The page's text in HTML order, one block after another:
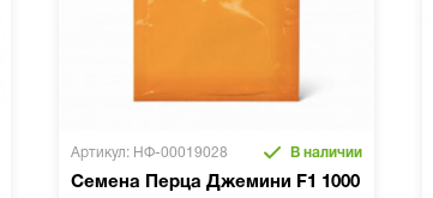
Артикул: НФ-00019028 В наличии
Семена Перца Джемини F1 1000